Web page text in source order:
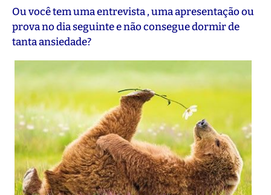
Ou você tem uma entrevista , uma apresentação ou
prova no dia seguinte e não consegue dormir de
tanta ansiedade?